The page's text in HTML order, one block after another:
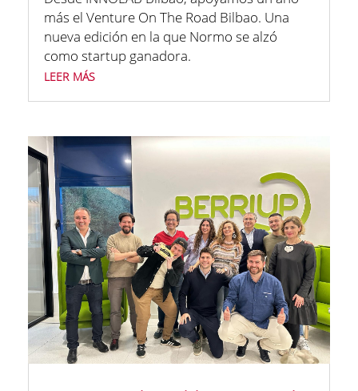
más el Venture On The Road Bilbao. Una
nueva edición en la que Normo se alzó
como startup ganadora.
leer más